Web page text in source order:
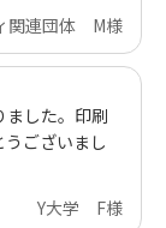
関連団体 M様
ました。印刷
ございまし
Y大学 F様